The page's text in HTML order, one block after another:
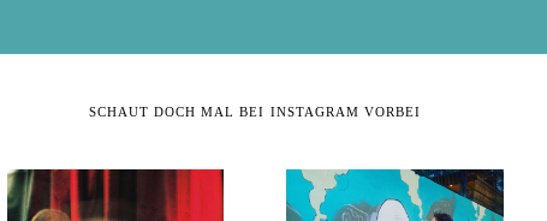
SCHAUT DOCH MAL BEI INSTAGRAM VORBEI